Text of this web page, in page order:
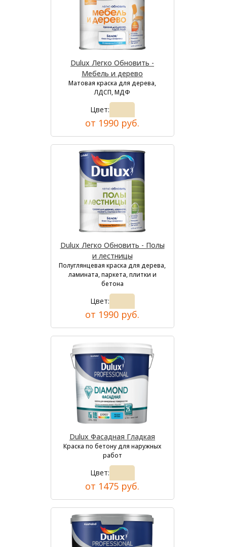
Dulux Легко Обновить -
Мебель и дерево
Матовая краска для дерева,
ЛДСП, МДФ
Цвет:
от 1990 руб.
Dulux Легко Обновить - Полы
и лестницы
Полуглянцевая краска для дерева,
ламината, паркета, плитки и
бетона
Цвет:
от 1990 руб.
Dulux Фасадная Гладкая
Краска по бетону для наружных
работ
Цвет:
от 1475 руб.